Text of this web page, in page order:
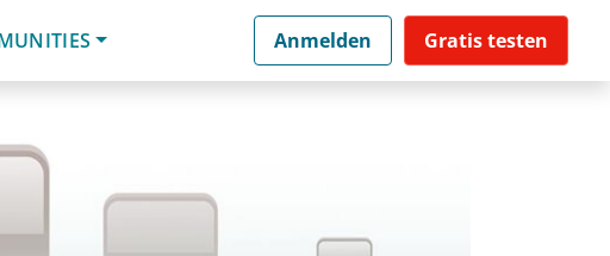
Anmelden Gratis testen